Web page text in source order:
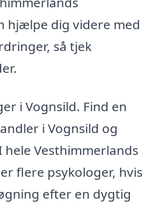
hjælpe dig videre med
så tjek
i Vognsild. Find en
i Vognsild og
Vesthimmerlands
flere psykologer, hvis
efter en dygtig